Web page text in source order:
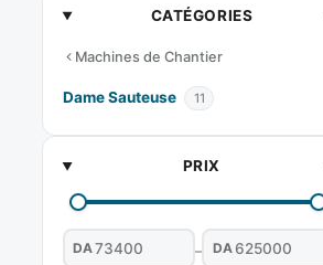
Sauteuse
CATÉGORIES
Machines de Chantier
Dame Sauteuse 11
PRIX
DA – DA